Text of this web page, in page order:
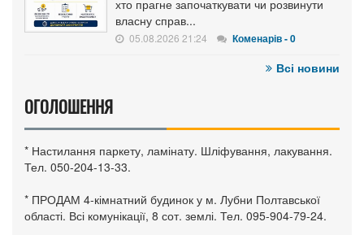
хто прагне започаткувати чи розвинути
власну справ...
05.08.2026 21:24 Коменарів - 0
Всі новини
ОГОЛОШЕННЯ
* Настилання паркету, ламінату. Шліфування, лакування.
Тел. 050-204-13-33.
* ПРОДАМ 4-кімнатний будинок у м. Лубни Полтавської
області. Всі комунікації, 8 сот. землі. Тел. 095-904-79-24.